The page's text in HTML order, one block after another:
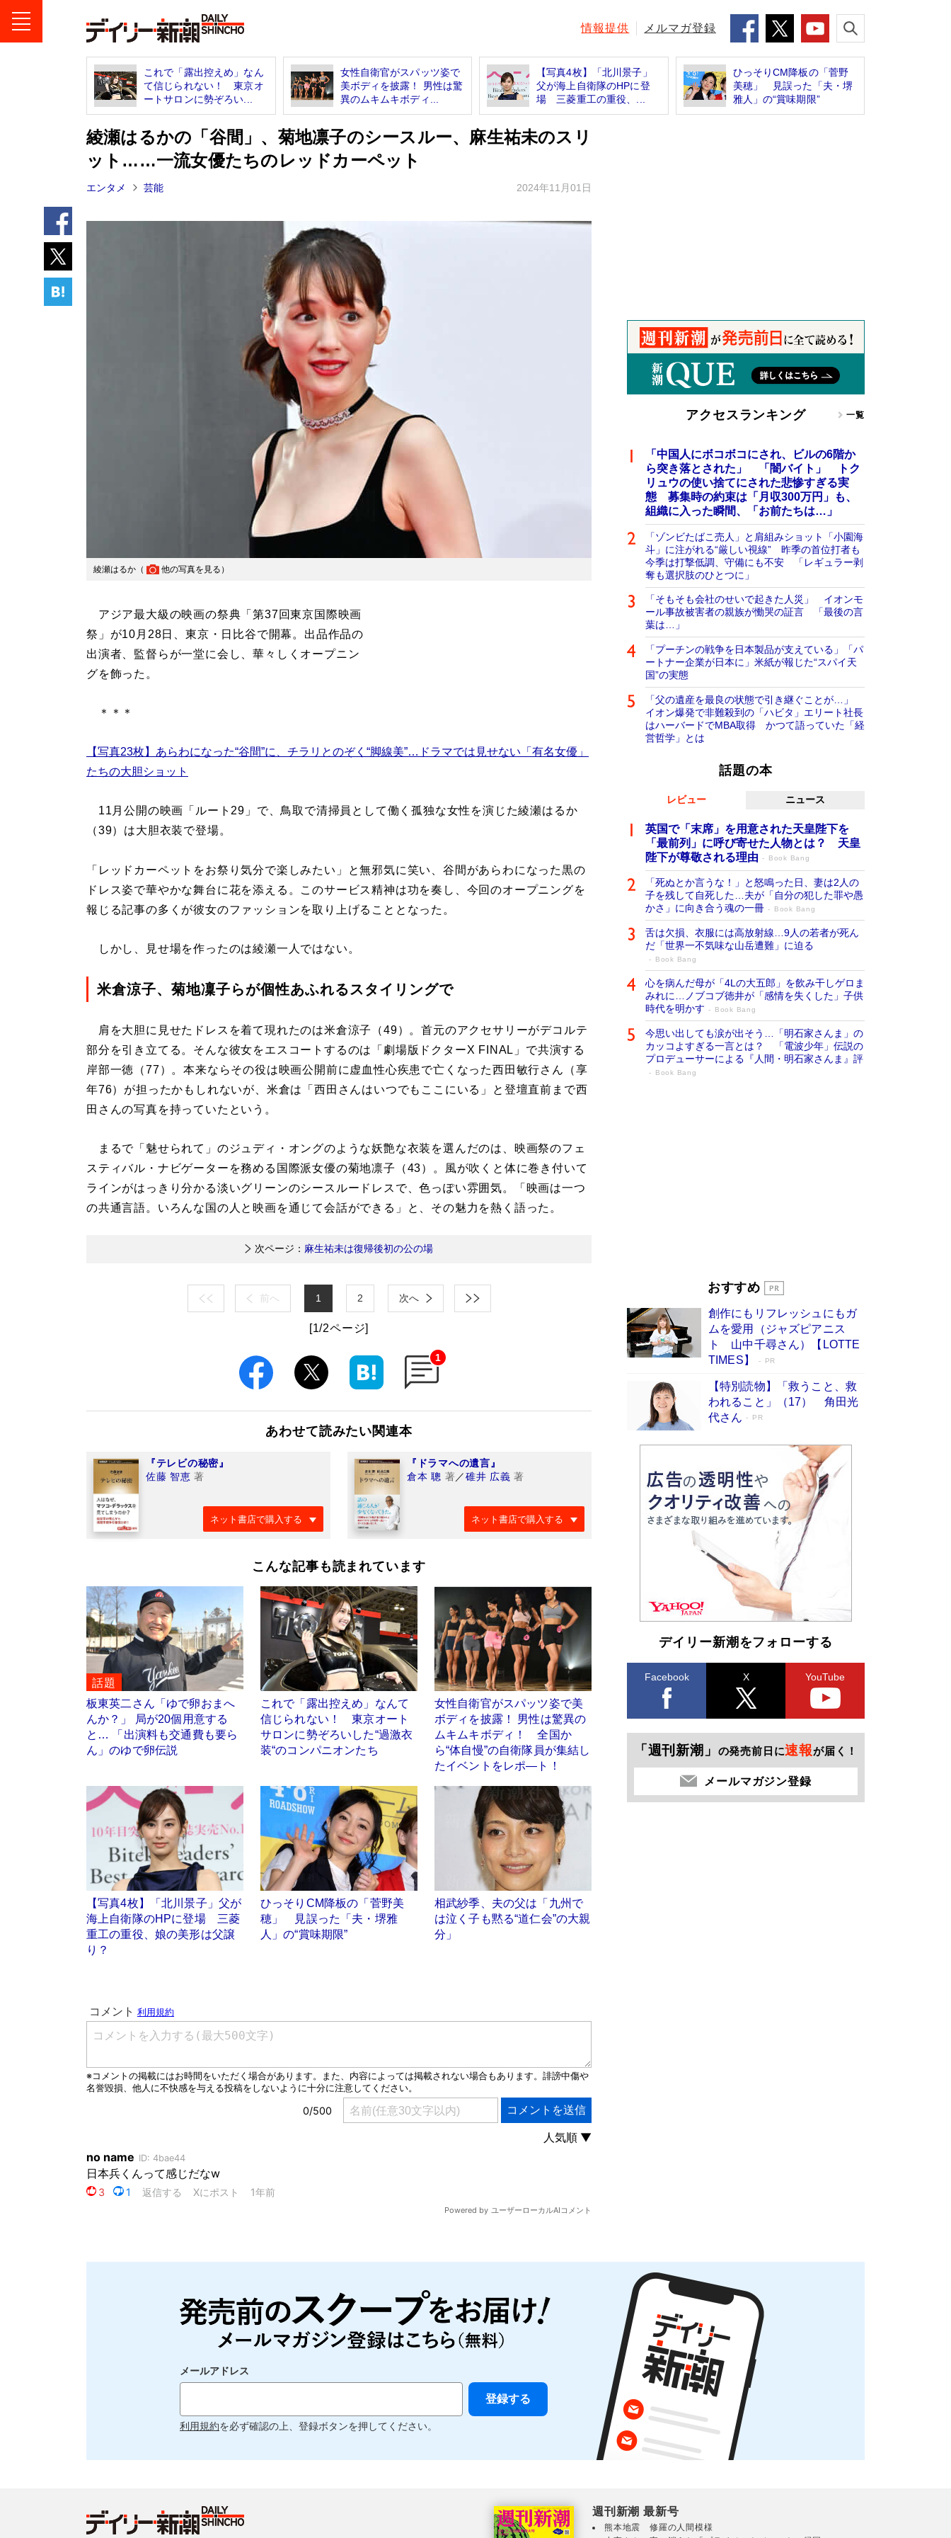
情報提供 メルマガ登録
これで「露出控えめ」なん
て信じられない！ 東京オ
ートサロンに勢ぞろい...
女性自衛官がスパッツ姿で
美ボディを披露！ 男性は驚
異のムキムキボディ...
【写真4枚】「北川景子」
父が海上自衛隊のHPに登
場 三菱重工の重役、...
ひっそりCM降板の「菅野
美穂」 見誤った「夫・堺
雅人」の“賞味期限”
綾瀬はるかの「谷間」、菊地凛子のシースルー、麻生祐未のスリ
ット……一流女優たちのレッドカーペット
エンタメ 芸能 2024年11月01日
綾瀬はるか（ 他の写真を見る ）
アジア最大級の映画の祭典「第37回東京国際映画
祭」が10月28日、東京・日比谷で開幕。出品作品の
出演者、監督らが一堂に会し、華々しくオープニン
グを飾った。
＊＊＊
【写真23枚】あらわになった“谷間”に、チラリとのぞく“脚線美”…ドラマでは見せない「有名女優」
たちの大胆ショット
11月公開の映画「ルート29」で、鳥取で清掃員として働く孤独な女性を演じた綾瀬はるか
（39）は大胆衣装で登場。
「レッドカーペットをお祭り気分で楽しみたい」と無邪気に笑い、谷間があらわになった黒の
ドレス姿で華やかな舞台に花を添える。このサービス精神は功を奏し、今回のオープニングを
報じる記事の多くが彼女のファッションを取り上げることとなった。
しかし、見せ場を作ったのは綾瀬一人ではない。
米倉涼子、菊地凜子らが個性あふれるスタイリングで
肩を大胆に見せたドレスを着て現れたのは米倉涼子（49）。首元のアクセサリーがデコルテ
部分を引き立てる。そんな彼女をエスコートするのは「劇場版ドクターX FINAL」で共演する
岸部一徳（77）。本来ならその役は映画公開前に虚血性心疾患で亡くなった西田敏行さん（享
年76）が担ったかもしれないが、米倉は「西田さんはいつでもここにいる」と登壇直前まで西
田さんの写真を持っていたという。
まるで「魅せられて」のジュディ・オングのような妖艶な衣装を選んだのは、映画祭のフェ
スティバル・ナビゲーターを務める国際派女優の菊地凛子（43）。風が吹くと体に巻き付いて
ラインがはっきり分かる淡いグリーンのシースルードレスで、色っぽい雰囲気。「映画は一つ
の共通言語。いろんな国の人と映画を通じて会話ができる」と、その魅力を熱く語った。
次ページ： 麻生祐未は復帰後初の公の場
前へ 1 2 次へ
[1/2ページ]
1
あわせて読みたい関連本
『テレビの秘密』
佐藤 智恵 著
ネット書店で購入する
『ドラマへの遺言』
倉本 聰 著／碓井 広義 著
ネット書店で購入する
こんな記事も読まれています
話題
板東英二さん「ゆで卵おまへ
んか？」 局が20個用意する
と… 「出演料も交通費も要ら
ん」のゆで卵伝説
これで「露出控えめ」なんて
信じられない！ 東京オート
サロンに勢ぞろいした“過激衣
装“のコンパニオンたち
女性自衛官がスパッツ姿で美
ボディを披露！ 男性は驚異の
ムキムキボディ！ 全国か
ら“体自慢”の自衛隊員が集結し
たイベントをレポ―ト！
【写真4枚】「北川景子」父が
海上自衛隊のHPに登場 三菱
重工の重役、娘の美形は父譲
り？
ひっそりCM降板の「菅野美
穂」 見誤った「夫・堺雅
人」の“賞味期限”
相武紗季、夫の父は「九州で
は泣く子も黙る“道仁会”の大親
分」
アクセスランキング 一覧
「中国人にボコボコにされ、ビルの6階か
ら突き落とされた」 「闇バイト」 トク
リュウの使い捨てにされた悲惨すぎる実
態 募集時の約束は「月収300万円」も、
組織に入った瞬間、「お前たちは…」
「ゾンビたばこ売人」と肩組みショット「小園海
斗」に注がれる“厳しい視線” 昨季の首位打者も
今季は打撃低調、守備にも不安 「レギュラー剥
奪も選択肢のひとつに」
「そもそも会社のせいで起きた人災」 イオンモ
ール事故被害者の親族が慟哭の証言 「最後の言
葉は…」
「プーチンの戦争を日本製品が支えている」「パ
ートナー企業が日本に」米紙が報じた“スパイ天
国”の実態
「父の遺産を最良の状態で引き継ぐことが…」
イオン爆発で非難殺到の「ハビタ」エリート社長
はハーバードでMBA取得 かつて語っていた「経
営哲学」とは
話題の本
レビュー ニュース
英国で「末席」を用意された天皇陛下を
「最前列」に呼び寄せた人物とは？ 天皇
陛下が尊敬される理由
Book Bang
「死ぬとか言うな！」と怒鳴った日、妻は2人の
子を残して自死した…夫が「自分の犯した罪や愚
かさ」に向き合う魂の一冊
Book Bang
舌は欠損、衣服には高放射線…9人の若者が死ん
だ「世界一不気味な山岳遭難」に迫る
Book Bang
心を病んだ母が「4Lの大五郎」を飲み干しゲロま
みれに…ノブコブ徳井が「感情を失くした」子供
時代を明かす
Book Bang
今思い出しても涙が出そう…「明石家さんま」の
カッコよすぎる一言とは？ 「電波少年」伝説の
プロデューサーによる『人間・明石家さんま』評
Book Bang
版には「宇宙で描かれたマンガ」も収録
友近氏、絶賛！ 鎌倉を舞台に、孤独を抱えた
人々が新たな一歩を踏み出す連作短篇集『海のほ
とりのプラネット』試し読み
Book Bang
おすすめ
創作にもリフレッシュにもガ
ムを愛用（ジャズピアニス
ト 山中千尋さん）【LOTTE
TIMES】
PR
【特別読物】「救うこと、救
われること」（17） 角田光
代さん
PR
デイリー新潮をフォローする
Facebook X YouTube
「週刊新潮」 の発売前日に速報が届く！
メールマガジン登録
メールアドレス
利用規約を必ず確認の上、登録ボタンを押してください。
週刊新潮 最新号
熊本地震 修羅の人間模様